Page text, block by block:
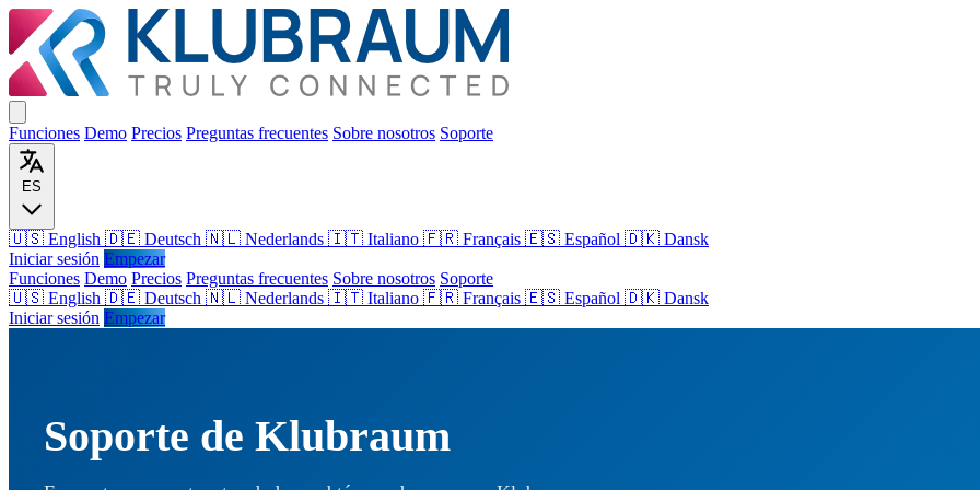
Funciones Demo Precios Preguntas frecuentes Sobre nosotros Soporte
ES
🇺🇸 English 🇩🇪 Deutsch 🇳🇱 Nederlands 🇮🇹 Italiano 🇫🇷 Français 🇪🇸 Español 🇩🇰 Dansk
Iniciar sesión Empezar
Funciones Demo Precios Preguntas frecuentes Sobre nosotros Soporte
🇺🇸 English 🇩🇪 Deutsch 🇳🇱 Nederlands 🇮🇹 Italiano 🇫🇷 Français 🇪🇸 Español 🇩🇰 Dansk
Iniciar sesión Empezar
Soporte de Klubraum